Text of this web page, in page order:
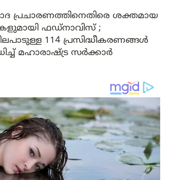
പ്രചാരണത്തിനെതിരെ ശക്തമായ
ഫഡ്നാവിസ് ;
114 പ്രസിദ്ധീകരണങ്ങൾ
മഹാരാഷ്ട്ര സർക്കാർ